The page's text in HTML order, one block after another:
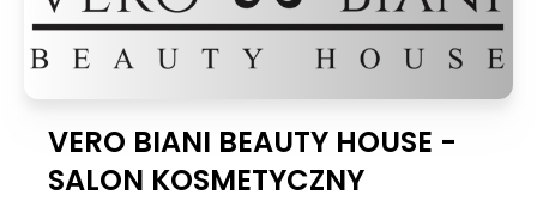
VERO BIANI BEAUTY HOUSE -
SALON KOSMETYCZNY